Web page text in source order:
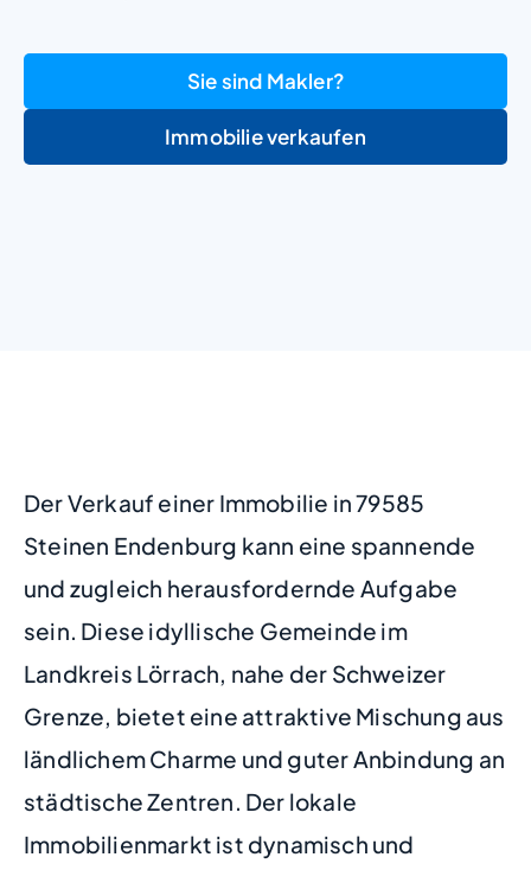
Sie sind Makler?
Immobilie verkaufen
Der Verkauf einer Immobilie in 79585
Steinen Endenburg kann eine spannende
und zugleich herausfordernde Aufgabe
sein. Diese idyllische Gemeinde im
Landkreis Lörrach, nahe der Schweizer
Grenze, bietet eine attraktive Mischung aus
ländlichem Charme und guter Anbindung an
städtische Zentren. Der lokale
Immobilienmarkt ist dynamisch und